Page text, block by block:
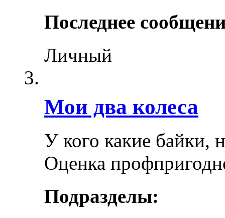
Последнее
Личный
Мои два колеса
У кого какие байки,
Оценка
Подразделы: